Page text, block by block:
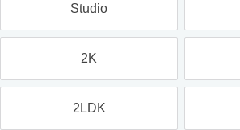
Studio
2K
2LDK